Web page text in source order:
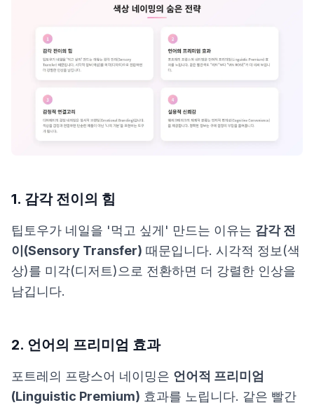
1. 감각 전이의 힘
팁토우가 네일을 '먹고 싶게' 만드는 이유는 감각 전
이(Sensory Transfer) 때문입니다. 시각적 정보(색
상)를 미각(디저트)으로 전환하면 더 강렬한 인상을
남깁니다.
2. 언어의 프리미엄 효과
포트레의 프랑스어 네이밍은 언어적 프리미엄
(Linguistic Premium) 효과를 노립니다. 같은 빨간